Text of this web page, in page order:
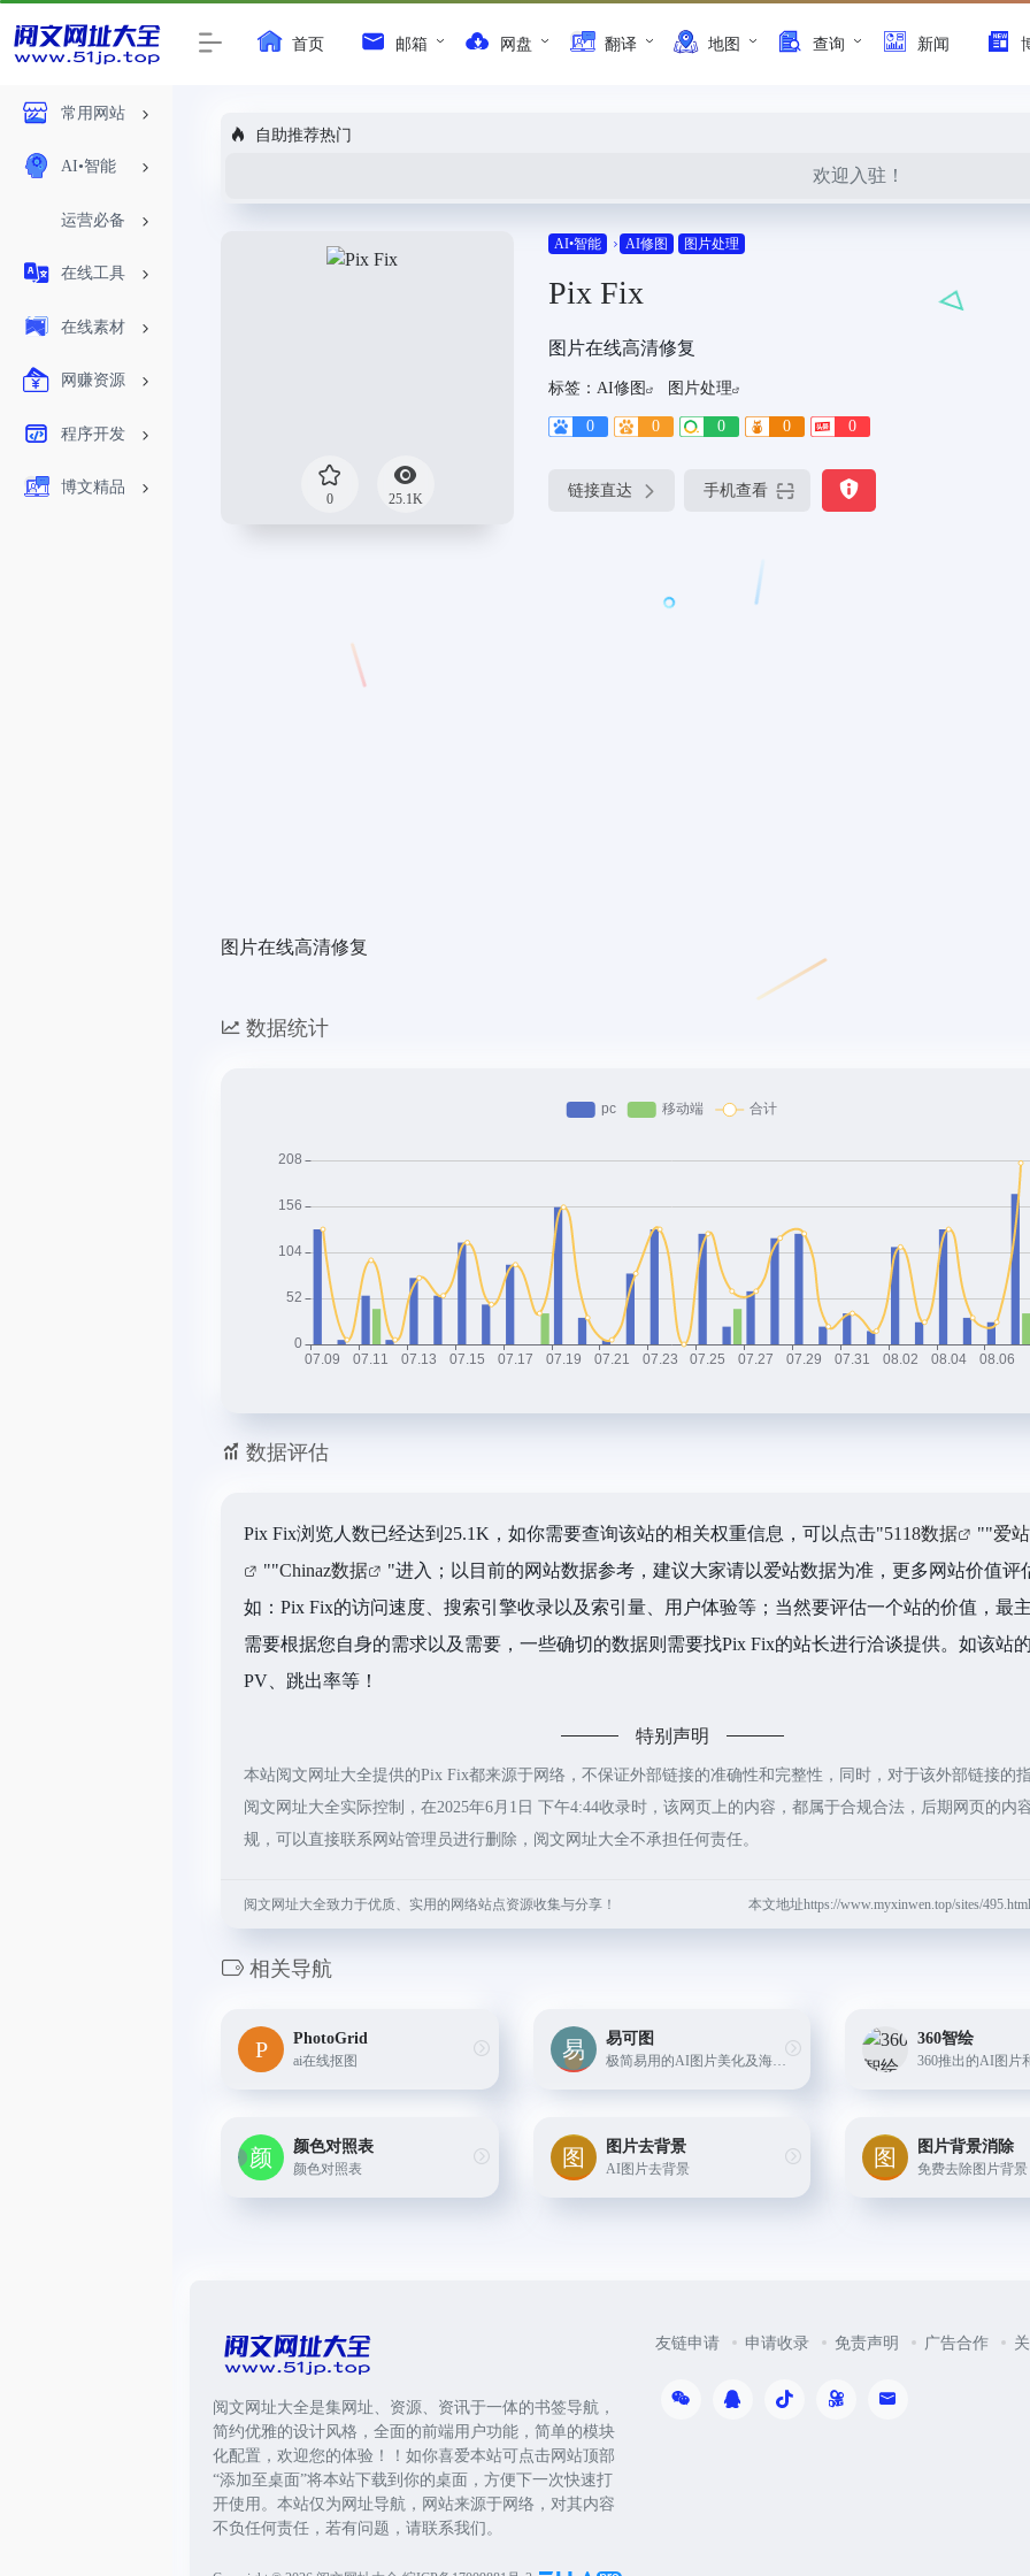
常用网站
AI•智能
运营必备
在线工具
在线素材
网赚资源
程序开发
博文精品
首页 邮箱 网盘 翻译 地图 查询 新闻
自助推荐热门
欢迎入驻！
0 25.1K
AI•智能 AI修图 图片处理
Pix Fix
图片在线高清修复
标签： AI修图 图片处理
0 0 0 0 0
链接直达 手机查看
图片在线高清修复
数据统计
数据评估
Pix Fix浏览人数已经达到25.1K，如你需要查询该站的相关权重信息，可以点击"5118数据 ""爱
""Chinaz数据
"进入；以目前的网站数据参考，建议大家请以爱站数据为准，更多网站价值评
如：Pix Fix的访问速度、搜索引擎收录以及索引量、用户体验等；当然要评估一个站的价值，最
需要根据您自身的需求以及需要，一些确切的数据则需要找Pix Fix的站长进行洽谈提供。如该站
PV、跳出率等！
特别声明
本站阅文网址大全提供的Pix Fix都来源于网络，不保证外部链接的准确性和完整性，同时，对于该外部链接的
阅文网址大全实际控制，在2025年6月1日 下午4:44收录时，该网页上的内容，都属于合规合法，后期网页的内
规，可以直接联系网站管理员进行删除，阅文网址大全不承担任何责任。
阅文网址大全致力于优质、实用的网络站点资源收集与分享！ 本文地址https://www.myxinwen.top/sites/
相关导航
PhotoGrid
ai在线抠图
易可图
极简易用的AI图片美化及海报在线设计平台，提供AI商品图、AI模特、AI文案、智能抠图、图片压缩等，每日更新，轻松搞定设计！
360智绘
颜色对照表
颜色对照表
图片去背景
AI图片去背景
图片背景消除
免费去除图片背景
阅文网址大全是集网址、资源、资讯于一体的书签导航，
简约优雅的设计风格，全面的前端用户功能，简单的模块
化配置，欢迎您的体验！！如你喜爱本站可点击网站顶部
“添加至桌面”将本站下载到你的桌面，方便下一次快速打
开使用。本站仅为网址导航，网站来源于网络，对其内容
不负任何责任，若有问题，请联系我们。
友链申请 申请收录 免责声明 广告合作